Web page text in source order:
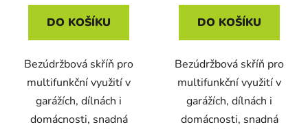
DO KOŠÍKU
Bezúdržbová skříň pro
multifunkční využití v
garážích, dílnách i
domácnosti, snadná
DO KOŠÍKU
Bezúdržbová skříň pro
multifunkční využití v
garážích, dílnách i
domácnosti, snadná